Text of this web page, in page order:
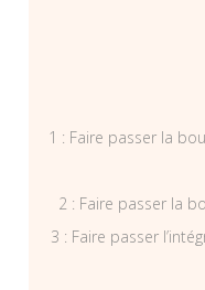
1 : Faire passer la
2 : Faire passer la
3 : Faire passer